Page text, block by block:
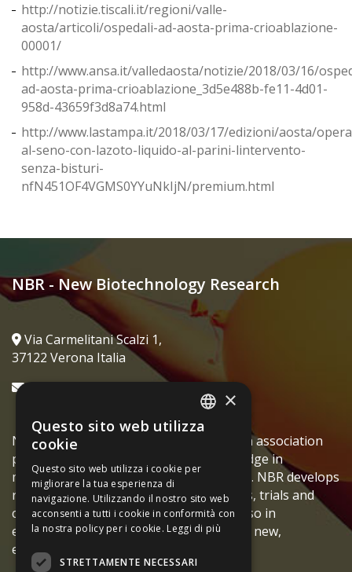
http://notizie.tiscali.it/regioni/valle-
aosta/articoli/ospedali-ad-aosta-prima-crioablazione-
00001/
http://www.ansa.it/valledaosta/notizie/2018/03/16/
ad-aosta-prima-crioablazione_3d5e488b-fe11-4d01-
958d-43659f3d8a74.html
http://www.lastampa.it/2018/03/17/edizioni/aosta/
al-seno-con-lazoto-liquido-al-parini-lintervento-
senza-bisturi-
nfN451OF4VGMS0YYuNkIjN/premium.html
NBR - New Biotechnology Research
Via Carmelitani Scalzi 1,
37122 Verona Italia
info@fibroadenoma.it
NBR - New Biotechnology Research is an association
promoting medical and scientific knowledge in
medicare, nationwide and internationally. NBR develops
research and studies, supports meetings, trials and
courses in biomedical field. Cooperate also in
evaluation of patents and copyrights for new,
emerging solution.
ITALIAN
×
Questo sito web utilizza
cookie
Questo sito web utilizza i cookie per
migliorare la tua esperienza di
navigazione. Utilizzando il nostro sito web
acconsenti a tutti i cookie in conformità con
la nostra policy per i cookie. Leggi di più
STRETTAMENTE NECESSARI